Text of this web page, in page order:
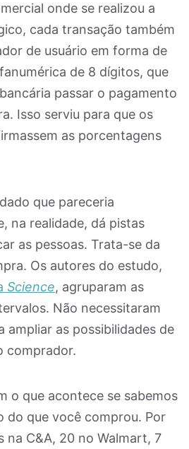
onde se realizou a
cada transação também
de usuário em forma de
de 8 dígitos, que
passar o pagamento
Isso serviu para que os
as porcentagens
que pareceria
na realidade, dá pistas
as pessoas. Trata-se da
Os autores do estudo,
Science, agruparam as
Não necessitaram
ampliar as possibilidades de
comprador.
o que acontece se sabemos
do que você comprou. Por
na C&A, 20 no Walmart, 7